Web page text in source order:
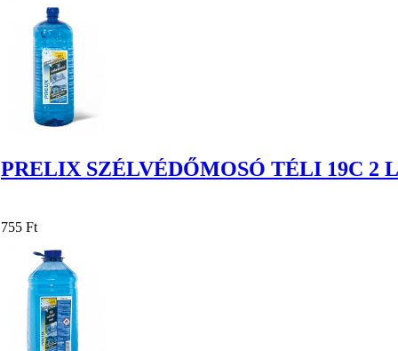
PRELIX SZÉLVÉDŐMOSÓ TÉLI 19C 2 L
755 Ft